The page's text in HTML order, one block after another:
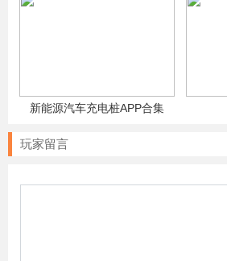
新能源汽车充电桩APP合集
玩家留言